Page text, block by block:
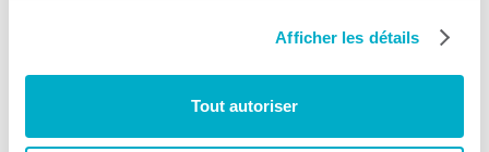
Afficher les détails
Tout autoriser
Centre de recherche
d’emploi de la Mauricie
(CREM)